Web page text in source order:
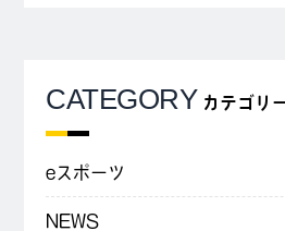
CATEGORY カテゴリ
eスポーツ
NEWS